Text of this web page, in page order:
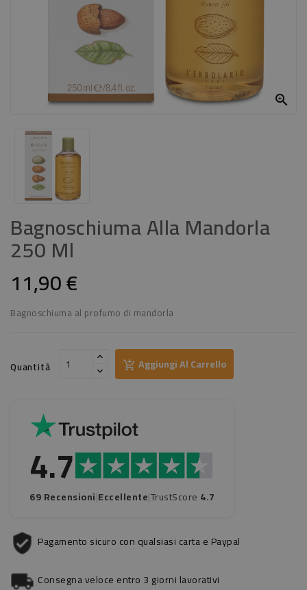

Bagnoschiuma Alla Mandorla
250 Ml
11,90 €
Bagnoschiuma al profumo di mandorla
Quantità Aggiungi Al Carrello
4.7
69 Recensioni|Eccellente|TrustScore 4.7
Pagamento sicuro con qualsiasi carta e Paypal
Consegna veloce entro 3 giorni lavorativi